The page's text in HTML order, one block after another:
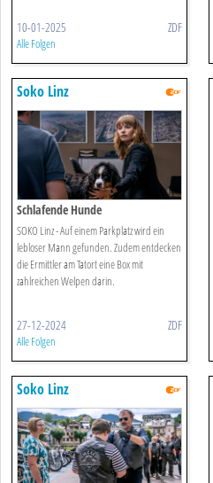
10-01-2025 ZDF
Alle Folgen
Soko Linz
Schlafende Hunde
SOKO Linz - Auf einem Parkplatz wird ein
lebloser Mann gefunden. Zudem entdecken
die Ermittler am Tatort eine Box mit
zahlreichen Welpen darin.
27-12-2024 ZDF
Alle Folgen
Soko Linz